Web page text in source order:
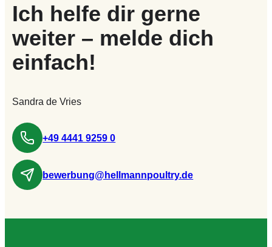
Ich helfe dir gerne
weiter – melde dich
einfach!
Sandra de Vries
+49 4441 9259 0
bewerbung@hellmannpoultry.de